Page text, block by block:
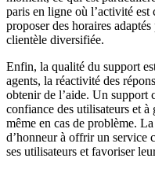
paris en ligne où l’activité
proposer des horaires
clientèle diversifiée.
Enfin, la qualité du support
agents, la réactivité des
obtenir de l’aide. Un support
confiance des utilisateurs et
même en cas de problème.
d’honneur à offrir un service
ses utilisateurs et favoriser